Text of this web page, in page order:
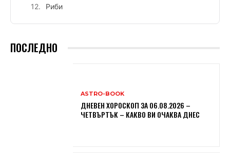
Риби
ПОСЛЕДНО
ASTRO-BOOK
ДНЕВЕН ХОРОСКОП ЗА 06.08.2026 –
ЧЕТВЪРТЪК – КАКВО ВИ ОЧАКВА ДНЕС